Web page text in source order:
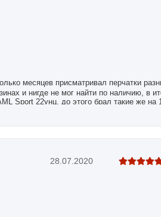
месяцев присматривал перчатки
и нигде не мог найти по наличию, в
Sport 22унц, до этого брал такие же на
28.07.2020